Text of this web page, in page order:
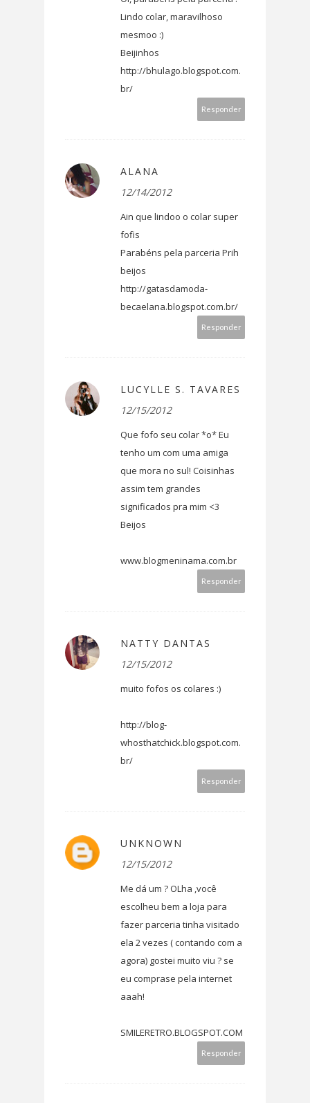
Lindo colar, maravilhoso
mesmoo :)
Beijinhos
http://bhulago.blogspot.com.
br/
Responder
ALANA
12/14/2012
Ain que lindoo o colar super
fofis
Parabéns pela parceria Prih
beijos
http://gatasdamoda-
becaelana.blogspot.com.br/
Responder
LUCYLLE S. TAVARES
12/15/2012
Que fofo seu colar *o* Eu
tenho um com uma amiga
que mora no sul! Coisinhas
assim tem grandes
significados pra mim <3
Beijos
www.blogmeninama.com.br
Responder
NATTY DANTAS
12/15/2012
muito fofos os colares :)
http://blog-
whosthatchick.blogspot.com.
br/
Responder
UNKNOWN
12/15/2012
Me dá um ? OLha ,você
escolheu bem a loja para
fazer parceria tinha visitado
ela 2 vezes ( contando com a
agora) gostei muito viu ? se
eu comprase pela internet
aaah!
SMILERETRO.BLOGSPOT.COM
Responder